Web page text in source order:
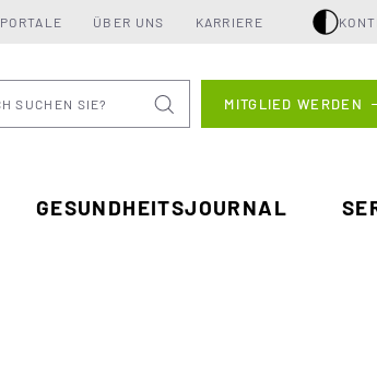
PORTALE ÜBER UNS KARRIERE
MITGLIED WERDEN
GESUNDHEITSJOURNAL